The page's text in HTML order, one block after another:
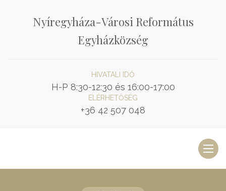
Nyíregyháza-Városi Református
Egyházközség
HIVATALI IDŐ
H-P 8:30-12:30 és 16:00-17:00
ELÉRHETŐSÉG
+36 42 507 048